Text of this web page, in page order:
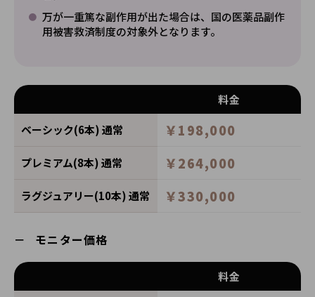
万が一重篤な副作用が出た場合は、国の医薬品副作
用被害救済制度の対象外となります。
料金
ベーシック(6本) 通常 ￥198,000
プレミアム(8本) 通常 ￥264,000
ラグジュアリー(10本) 通常 ￥330,000
モニター価格
料金